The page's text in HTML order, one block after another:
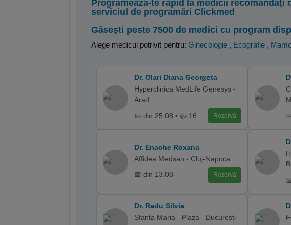
Programează-te rapid la medicii recomandați
serviciul de programări Clickmed
Găsești peste 7500 de medici cu program
Alege medicul potrivit pentru: Ginecologie , Ecografie ,
Dr. Olari Diana Georgeta
Hyperclinica MedLife Genesys -
Arad
📅 din 25.08 • 👍 16
Rezervă
Dr. Enache Roxana
Affidea Medsan - Cluj-Napoca
📅 din 13.08
Rezervă
Dr. Radu Silvia
Sfanta Maria - Plaza - Bucuresti